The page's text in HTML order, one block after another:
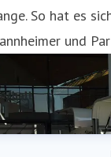
So hat es
und